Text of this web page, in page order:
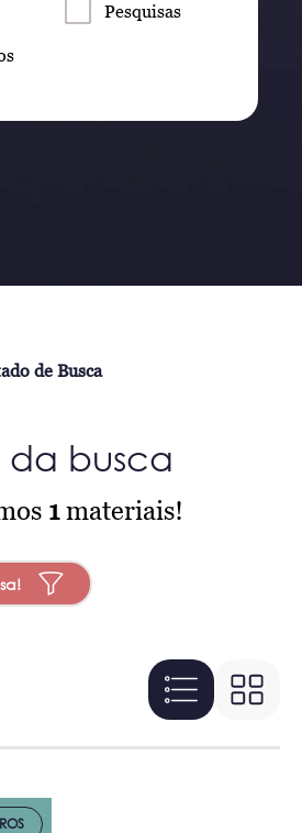
Pesquisas
de Busca
da busca
1materiais!